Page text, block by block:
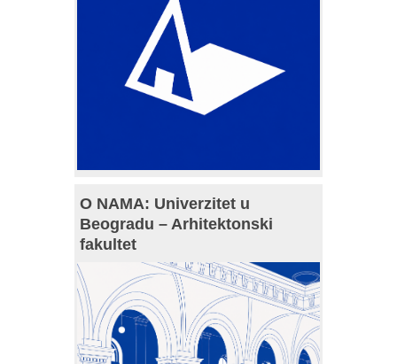
O NAMA: Univerzitet u
Beogradu – Arhitektonski
fakultet